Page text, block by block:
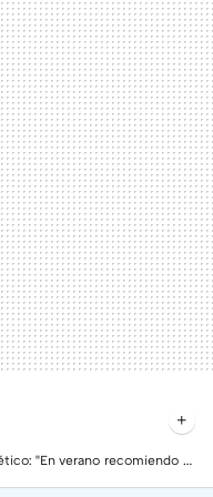
Jorge Morales de Labra, experto energético: "En verano recomiendo poner el aire acondicionado a esta temperatura para disminuir el consumo en la factura de la luz"